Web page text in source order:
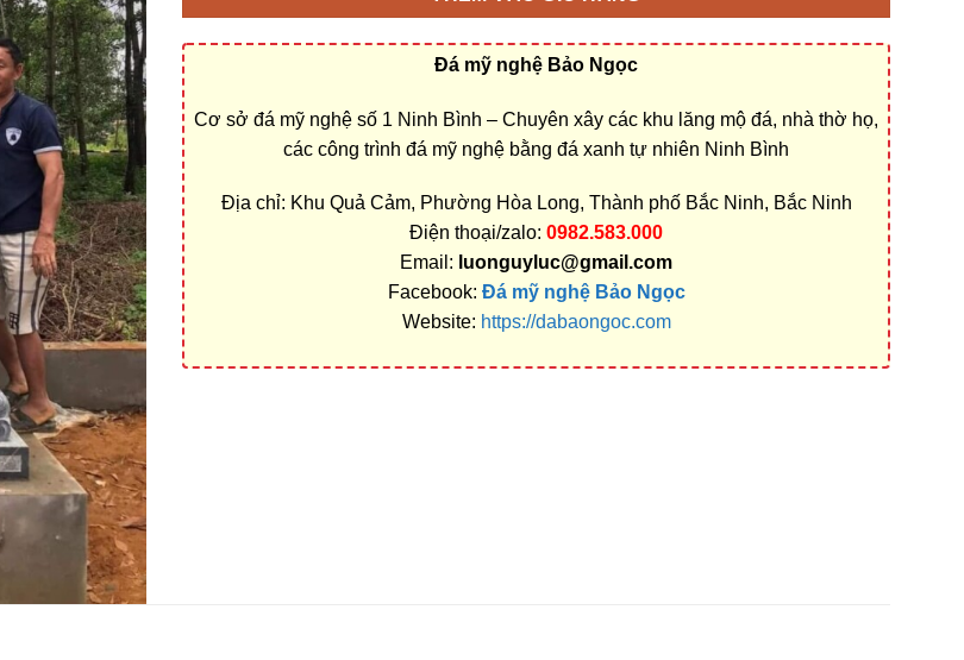
Đá mỹ nghệ Bảo Ngọc
Cơ sở đá mỹ nghệ số 1 Ninh Bình – Chuyên xây các khu lăng mộ đá, nhà thờ họ,
các công trình đá mỹ nghệ bằng đá xanh tự nhiên Ninh Bình
Địa chỉ: Khu Quả Cảm, Phường Hòa Long, Thành phố Bắc Ninh, Bắc Ninh
Điện thoại/zalo: 0982.583.000
Email: luonguyluc@gmail.com
Facebook: Đá mỹ nghệ Bảo Ngọc
Website: https://dabaongoc.com